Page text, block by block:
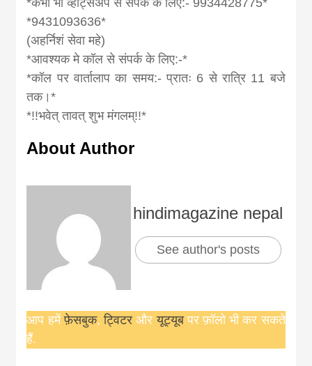
*9431093636*
(अहर्निशं सेवा महे)
*आवश्यक मे कॉल से संपर्क के लिए:-*
*कॉल पर वार्तालाप का समय:- प्रातः 6 से रात्रि 11 बजे
तक।*
*!!भवेत् तावत् शुभ मंगलम्!!*
About Author
hindimagazine nepal
See author's posts
आप हमेंफ़ेसबुक,ट्विटरऔरयूट्यूबपर फ़ॉलो भी कर सकते
हैं.